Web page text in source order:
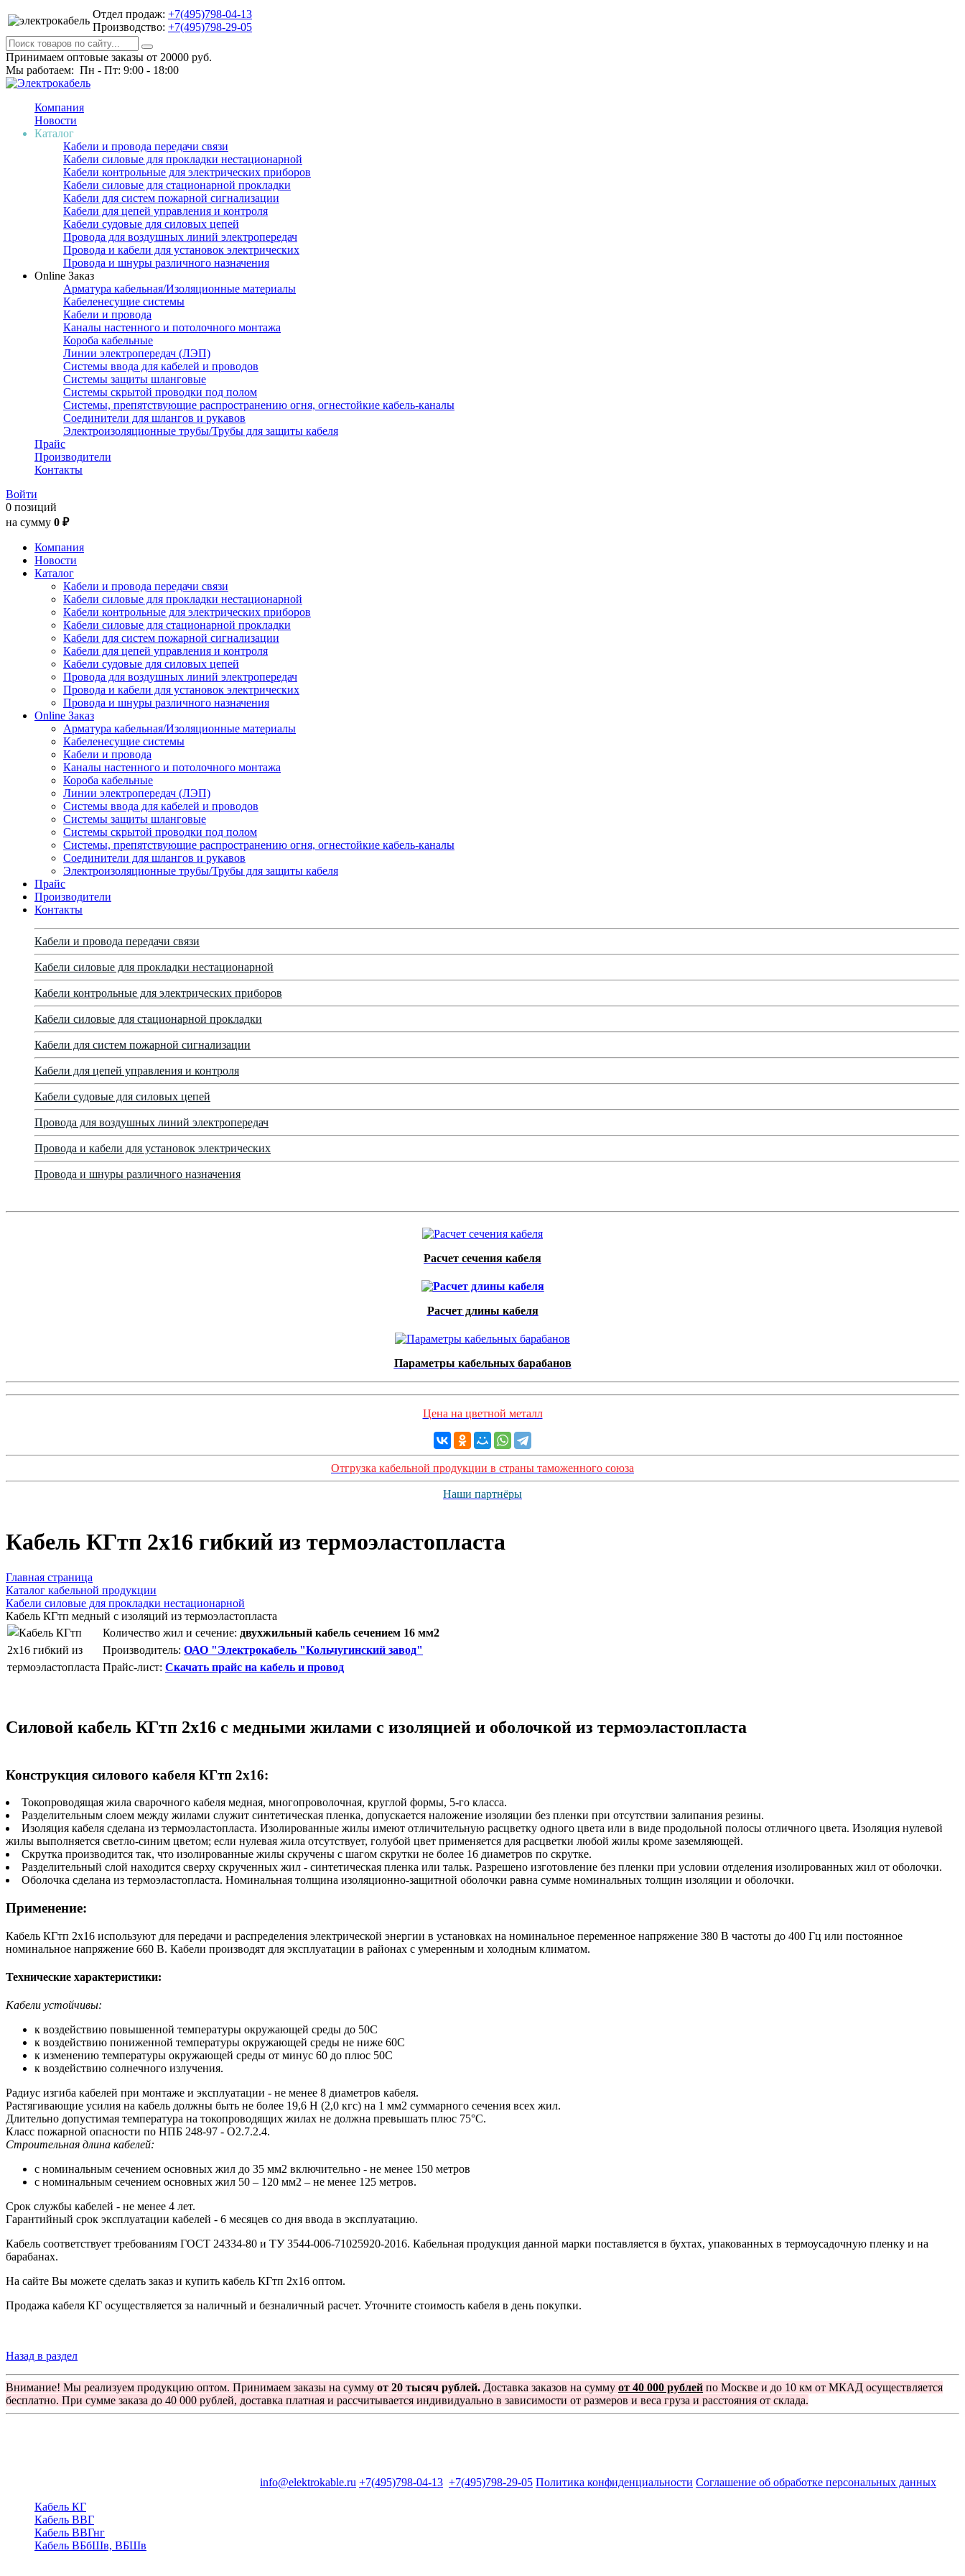
Отдел продаж: +7(495)798-04-13
Производство: +7(495)798-29-05
Принимаем оптовые заказы от 20000 руб.
Мы работаем: Пн - Пт: 9:00 - 18:00
Компания
Новости
Каталог
Кабели и провода передачи связи
Кабели силовые для прокладки нестационарной
Кабели контрольные для электрических приборов
Кабели силовые для стационарной прокладки
Кабели для систем пожарной сигнализации
Кабели для цепей управления и контроля
Кабели судовые для силовых цепей
Провода для воздушных линий электропередач
Провода и кабели для установок электрических
Провода и шнуры различного назначения
Online Заказ
Арматура кабельная/Изоляционные материалы
Кабеленесущие системы
Кабели и провода
Каналы настенного и потолочного монтажа
Короба кабельные
Линии электропередач (ЛЭП)
Системы ввода для кабелей и проводов
Системы защиты шланговые
Системы скрытой проводки под полом
Системы, препятствующие распространению огня, огнестойкие кабель-каналы
Соединители для шлангов и рукавов
Электроизоляционные трубы/Трубы для защиты кабеля
Прайс
Производители
Контакты
Войти
0 позиций
на сумму 0 ₽
Компания
Новости
Каталог
Кабели и провода передачи связи
Кабели силовые для прокладки нестационарной
Кабели контрольные для электрических приборов
Кабели силовые для стационарной прокладки
Кабели для систем пожарной сигнализации
Кабели для цепей управления и контроля
Кабели судовые для силовых цепей
Провода для воздушных линий электропередач
Провода и кабели для установок электрических
Провода и шнуры различного назначения
Online Заказ
Арматура кабельная/Изоляционные материалы
Кабеленесущие системы
Кабели и провода
Каналы настенного и потолочного монтажа
Короба кабельные
Линии электропередач (ЛЭП)
Системы ввода для кабелей и проводов
Системы защиты шланговые
Системы скрытой проводки под полом
Системы, препятствующие распространению огня, огнестойкие кабель-каналы
Соединители для шлангов и рукавов
Электроизоляционные трубы/Трубы для защиты кабеля
Прайс
Производители
Контакты
Кабели и провода передачи связи
Кабели силовые для прокладки нестационарной
Кабели контрольные для электрических приборов
Кабели силовые для стационарной прокладки
Кабели для систем пожарной сигнализации
Кабели для цепей управления и контроля
Кабели судовые для силовых цепей
Провода для воздушных линий электропередач
Провода и кабели для установок электрических
Провода и шнуры различного назначения
Расчет сечения кабеля
Расчет длины кабеля
Параметры кабельных барабанов
Цена на цветной металл
Отгрузка кабельной продукции в страны таможенного союза
Наши партнёры
Кабель КГтп 2х16 гибкий из термоэластопласта
Главная страница
Каталог кабельной продукции
Кабели силовые для прокладки нестационарной
Кабель КГтп медный с изоляций из термоэластопласта
Количество жил и сечение: двухжильный кабель сечением 16 мм2
Производитель: ОАО "Электрокабель "Кольчугинский завод"
Прайс-лист: Скачать прайс на кабель и провод
Силовой кабель КГтп 2х16 с медными жилами с изоляцией и оболочкой из термоэластопласта
Конструкция силового кабеля КГтп 2х16:
Токопроводящая жила сварочного кабеля медная, многопроволочная, круглой формы, 5-го класса.
Разделительным слоем между жилами служит синтетическая пленка, допускается наложение изоляции без пленки при отсутствии залипания резины.
Изоляция кабеля сделана из термоэластопласта. Изолированные жилы имеют отличительную расцветку одного цвета или в виде продольной полосы отличного цвета. Изоляция нулевой
жилы выполняется светло-синим цветом; если нулевая жила отсутствует, голубой цвет применяется для расцветки любой жилы кроме заземляющей.
Скрутка производится так, что изолированные жилы скручены с шагом скрутки не более 16 диаметров по скрутке.
Разделительный слой находится сверху скрученных жил - синтетическая пленка или тальк. Разрешено изготовление без пленки при условии отделения изолированных жил от оболочки.
Оболочка сделана из термоэластопласта. Номинальная толщина изоляционно-защитной оболочки равна сумме номинальных толщин изоляции и оболочки.
Применение:
Кабель КГтп 2х16 используют для передачи и распределения электрической энергии в установках на номинальное переменное напряжение 380 В частоты до 400 Гц или постоянное
номинальное напряжение 660 В. Кабели производят для эксплуатации в районах с умеренным и холодным климатом.
Технические характеристики:
Кабели устойчивы:
к воздействию повышенной температуры окружающей среды до 50С
к воздействию пониженной температуры окружающей среды не ниже 60С
к изменению температуры окружающей среды от минус 60 до плюс 50С
к воздействию солнечного излучения.
Радиус изгиба кабелей при монтаже и эксплуатации - не менее 8 диаметров кабеля.
Растягивающие усилия на кабель должны быть не более 19,6 Н (2,0 кгс) на 1 мм2 суммарного сечения всех жил.
Длительно допустимая температура на токопроводящих жилах не должна превышать плюс 75°С.
Класс пожарной опасности по НПБ 248-97 - О2.7.2.4.
Строительная длина кабелей:
с номинальным сечением основных жил до 35 мм2 включительно - не менее 150 метров
с номинальным сечением основных жил 50 – 120 мм2 – не менее 125 метров.
Срок службы кабелей - не менее 4 лет.
Гарантийный срок эксплуатации кабелей - 6 месяцев со дня ввода в эксплуатацию.
Кабель соответствует требованиям ГОСТ 24334-80 и ТУ 3544-006-71025920-2016. Кабельная продукция данной марки поставляется в бухтах, упакованных в термоусадочную пленку и на
барабанах.
На сайте Вы можете сделать заказ и купить кабель КГтп 2х16 оптом.
Продажа кабеля КГ осуществляется за наличный и безналичный расчет. Уточните стоимость кабеля в день покупки.
Назад в раздел
Внимание! Мы реализуем продукцию оптом. Принимаем заказы на сумму от 20 тысяч рублей. Доставка заказов на сумму от 40 000 рублей по Москве и до 10 км от МКАД осуществляется
бесплатно. При сумме заказа до 40 000 рублей, доставка платная и рассчитывается индивидуально в зависимости от размеров и веса груза и расстояния от склада.
info@elektrokable.ru +7(495)798-04-13 +7(495)798-29-05 Политика конфиденциальности Соглашение об обработке персональных данных
Кабель КГ
Кабель ВВГ
Кабель ВВГнг
Кабель ВБбШв, ВБШв